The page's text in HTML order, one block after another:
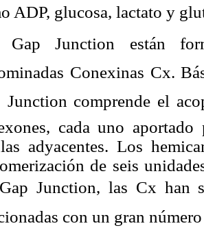
ADP, glucosa, lactato y
Gap Junction están
Conexinas Cx.
Junction comprende el
cada uno
adyacentes. Los
de seis
Junction, las Cx
con un gran